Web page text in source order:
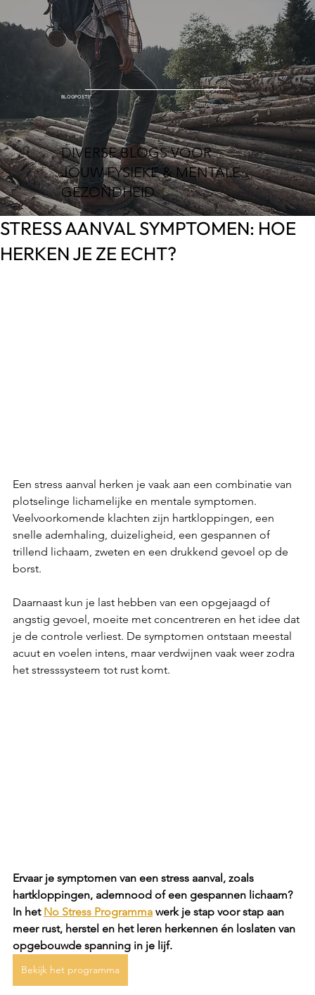
BLOGPOSTS
DIVERSE BLOGS VOOR
JOUW FYSIEKE & MENTALE
GEZONDHEID
STRESS AANVAL SYMPTOMEN: HOE
HERKEN JE ZE ECHT?
Een stress aanval herken je vaak aan een combinatie van
plotselinge lichamelijke en mentale symptomen.
Veelvoorkomende klachten zijn hartkloppingen, een
snelle ademhaling, duizeligheid, een gespannen of
trillend lichaam, zweten en een drukkend gevoel op de
borst.
Daarnaast kun je last hebben van een opgejaagd of
angstig gevoel, moeite met concentreren en het idee dat
je de controle verliest. De symptomen ontstaan meestal
acuut en voelen intens, maar verdwijnen vaak weer zodra
het stresssysteem tot rust komt.
Ervaar je symptomen van een stress aanval, zoals
hartkloppingen, ademnood of een gespannen lichaam?
In het No Stress Programma werk je stap voor stap aan
meer rust, herstel en het leren herkennen én loslaten van
opgebouwde spanning in je lijf.
Bekijk het programma